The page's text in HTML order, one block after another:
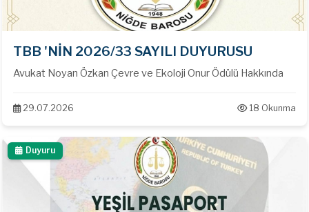
TBB 'NİN 2026/33 SAYILI DUYURUSU
Avukat Noyan Özkan Çevre ve Ekoloji Onur Ödülü Hakkında
29.07.2026 18 Okunma
Duyuru